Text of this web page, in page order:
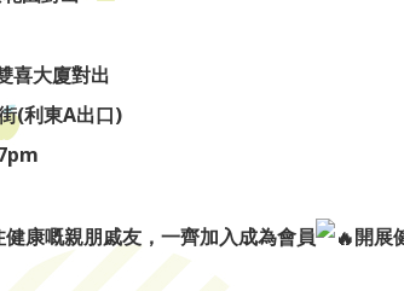
喜大廈對出
(利東A出口)
康嘅親朋戚友，一齊加入成為會員
開展